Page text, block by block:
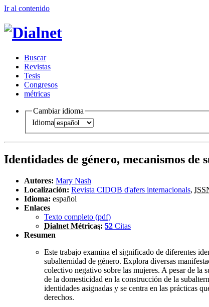
Ir al contenido
Buscar
Revistas
Tesis
Congresos
métricas
Cambiar idioma
Idioma
Identidades de género, mecanismos
Autores: Mary Nash
Localización: Revista CIDOB d'afers internacionals,
Idioma: español
Enlaces
Texto completo (pdf)
Dialnet Métricas: 52 Citas
Resumen
Este trabajo examina el significado de diferentes
subalternidad de género. Explora diversas
colectivo negativo sobre las mujeres. A pesar de la
de la domesticidad en la construcción de la
identidades asignadas y se centra en las prácticas
derechos.